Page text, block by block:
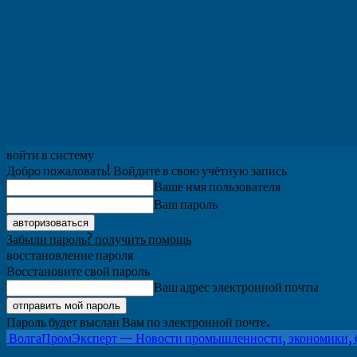
войти в систему
Добро пожаловать! Войдите в свою учётную запись
Ваше имя пользователя
Ваш пароль
Забыли пароль? получить помощь
восстановление пароля
Восстановите свой пароль
Ваш адрес электронной почты
Пароль будет выслан Вам по электронной почте.
ВолгаПромЭксперт — Новости промышленности, экономики,